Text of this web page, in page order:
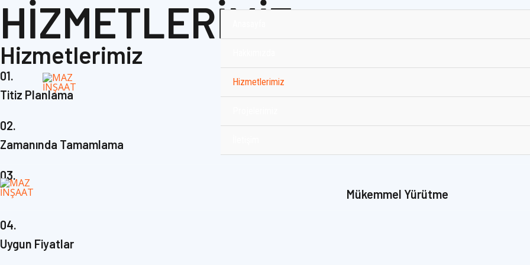
İçeriğe
atla
Hizmetlerimiz
HİZMETLERİMİZ
Hizmetlerimiz
01.
Titiz Planlama
02.
Zamanında Tamamlama
03.
Mükemmel Yürütme
04.
Uygun Fiyatlar